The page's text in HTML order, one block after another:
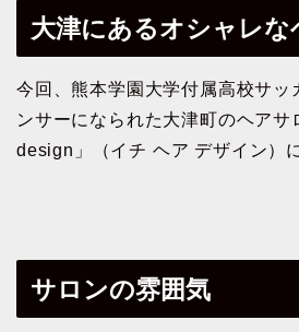
大津にあるオシャレな
今回、熊本学園大学付属高校サッ
ンサーになられた大津町のヘア
design」（イチ ヘア デザイン）
サロンの雰囲気